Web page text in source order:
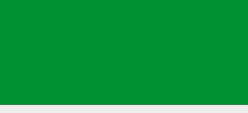
এস আলম গ্রুপ পাচার করেছে সোয়া ২